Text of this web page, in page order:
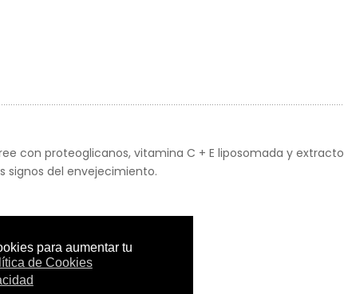
con proteoglicanos, vitamina C + E liposomada y extracto
signos del envejecimiento.